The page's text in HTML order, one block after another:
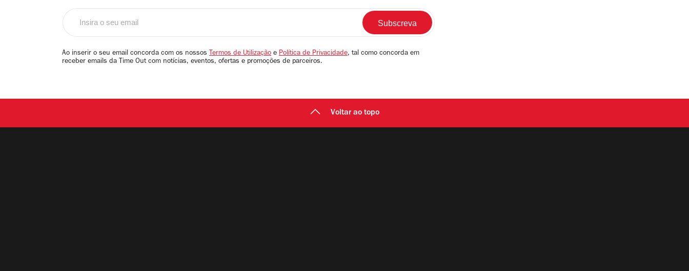
email
Ao inserir o seu email concorda com os nossos Termos de Utilização e Política de Privacidade, tal como concorda em
receber emails da Time Out com notícias, eventos, ofertas e promoções de parceiros.
Voltar ao topo